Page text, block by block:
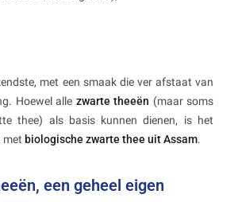
met een smaak die ver afstaat van
Hoewel alle zwarte theeën (maar soms
thee) als basis kunnen dienen, is het
met biologische zwarte thee uit Assam.
een geheel eigen